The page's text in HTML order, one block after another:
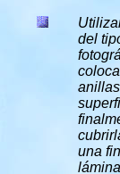
del
una